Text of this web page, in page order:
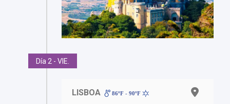
Día 2 - VIE.
LISBOA 86ºF - 90ºF